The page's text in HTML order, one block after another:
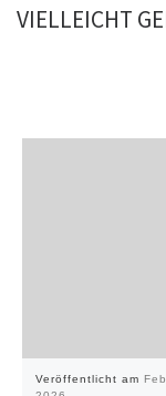
VIELLEICHT
Veröffentlicht am